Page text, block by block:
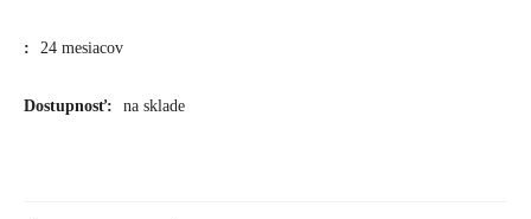
: 24 mesiacov
Dostupnosť: na sklade